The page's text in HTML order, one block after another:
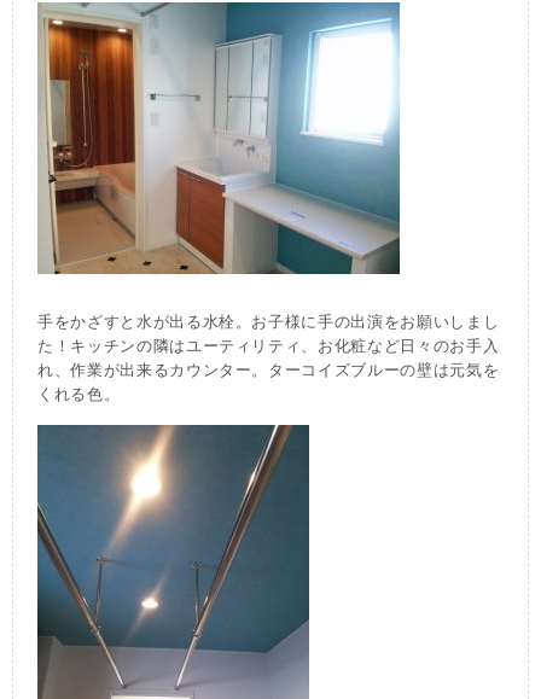
手をかざすと水が出る水栓。お子様に手の出演をお願いしまし
た！キッチンの隣はユーティリティ、お化粧など日々のお手入
れ、作業が出来るカウンター。ターコイズブルーの壁は元気を
くれる色。